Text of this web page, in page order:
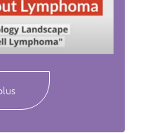
et joignez-vous
et des maladies